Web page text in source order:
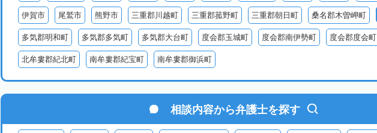
伊賀市 尾鷲市 熊野市 三重郡川越町 三重郡菰野町 三重郡朝日町 桑名郡木曽岬町
多気郡明和町 多気郡多気町 多気郡大台町 度会郡玉城町 度会郡南伊勢町 度会郡度会町
北牟婁郡紀北町 南牟婁郡紀宝町 南牟婁郡御浜町
相談内容から弁護士を探す